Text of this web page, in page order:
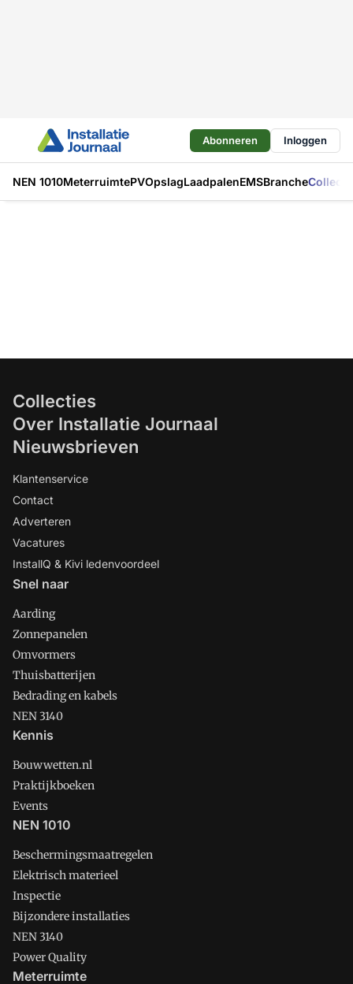
Abonneren Inloggen
NEN 1010MeterruimtePVOpslagLaadpalenEMSBranche
Collecties
Over Installatie Journaal
Nieuwsbrieven
Klantenservice
Contact
Adverteren
Vacatures
InstallQ & Kivi ledenvoordeel
Snel naar
Aarding
Zonnepanelen
Omvormers
Thuisbatterijen
Bedrading en kabels
NEN 3140
Kennis
Bouwwetten.nl
Praktijkboeken
Events
NEN 1010
Beschermingsmaatregelen
Elektrisch materieel
Inspectie
Bijzondere installaties
NEN 3140
Power Quality
Meterruimte